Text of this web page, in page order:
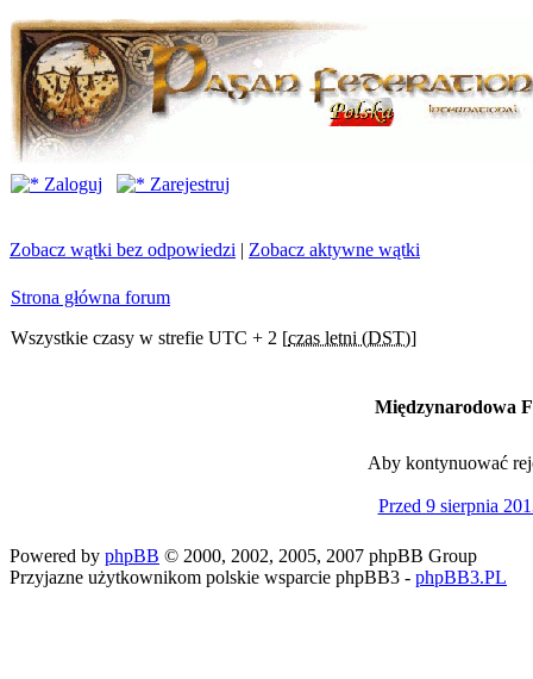
Zaloguj Zarejestruj
Zobacz wątki bez odpowiedzi | Zobacz aktywne wątki
Strona główna forum
Wszystkie czasy w strefie UTC + 2 [czas letni (DST)]
Międzynarodowa
Aby kontynuować
Przed 9 sierpnia
Powered by phpBB © 2000, 2002, 2005, 2007 phpBB Group
Przyjazne użytkownikom polskie wsparcie phpBB3 - phpBB3.PL